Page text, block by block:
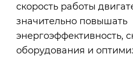
скорость работы
значительно повышать
энергоэффективность,
оборудования и